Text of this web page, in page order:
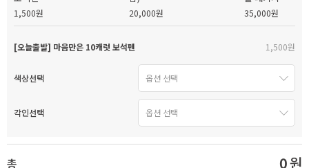
1,500원 20,000원 35,000원
[오늘출발] 마음만은 10캐럿 보석펜 1,500원
색상선택
각인선택
총 0원